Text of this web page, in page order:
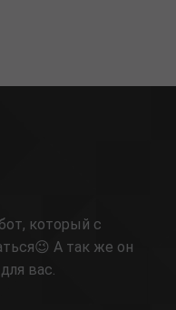
который с
А так же он
вас.